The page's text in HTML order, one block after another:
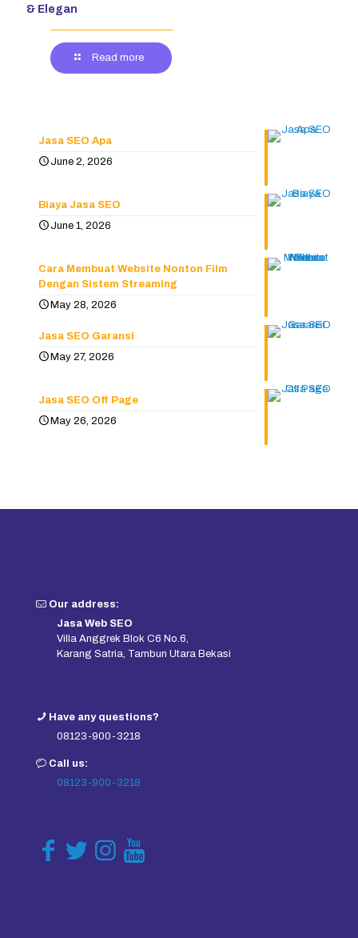
& Elegan
Read more
Jasa SEO Apa
June 2, 2026
Biaya Jasa SEO
June 1, 2026
Cara Membuat Website Nonton Film
Dengan Sistem Streaming
May 28, 2026
Jasa SEO Garansi
May 27, 2026
Jasa SEO Off Page
May 26, 2026
Our address:
Jasa Web SEO
Villa Anggrek Blok C6 No.6,
Karang Satria, Tambun Utara Bekasi
Have any questions?
08123-900-3218
Call us:
08123-900-3218